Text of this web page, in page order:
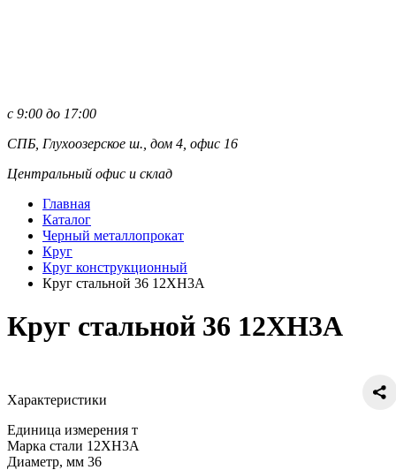
с 9:00 до 17:00
СПБ, Глухоозерское ш., дом 4, офис 16
Центральный офис и склад
Главная
Каталог
Черный металлопрокат
Круг
Круг конструкционный
Круг стальной 36 12ХН3А
Круг стальной 36 12ХН3А
Характеристики
Единица измерения т
Марка стали 12ХН3А
Диаметр, мм 36